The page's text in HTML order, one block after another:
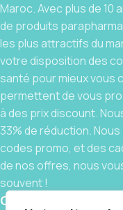
Maroc. Avec plus de 10
de produits
les plus attractifs du
votre disposition des
santé pour mieux vous
permettent de vous
à des prix discount.
33% de réduction.
codes promo, et des
de nos offres, nous
souvent !
Contact